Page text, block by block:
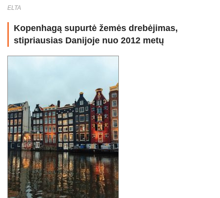
ELTA
Kopenhagą supurtė žemės drebėjimas,
stipriausias Danijoje nuo 2012 metų